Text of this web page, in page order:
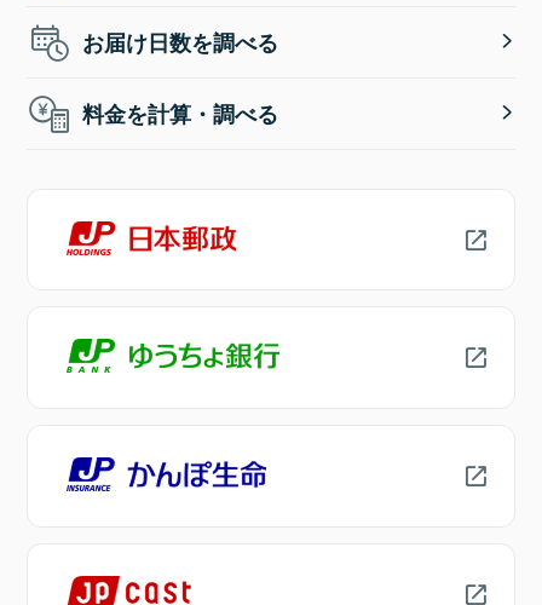
お届け日数を調べる
料金を計算・調べる